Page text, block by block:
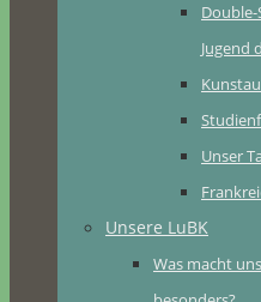
Jugend
Unser
Unsere LuBK
Was macht